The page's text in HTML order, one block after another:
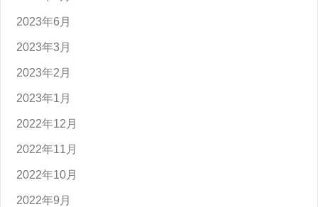
2023年6月
2023年3月
2023年2月
2023年1月
2022年12月
2022年11月
2022年10月
2022年9月